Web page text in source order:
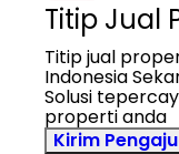
Titip Jual
Titip jual
Indonesia
Solusi
properti anda
Kirim